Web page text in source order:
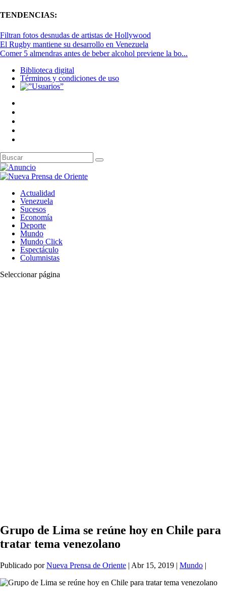
TENDENCIAS:
Filtran fotos desnudas de artistas de Hollywood
El Rugby mantiene su desarrollo en Venezuela
Comer 5 almendras antes de beber alcohol previene la bo...
Biblioteca digital
Términos y condiciones de uso
Actualidad
Venezuela
Sucesos
Economía
Deporte
Mundo
Mundo Click
Espectáculo
Columnistas
Seleccionar página
Grupo de Lima se reúne hoy en Chile para
tratar tema venezolano
Publicado porNueva Prensa de Oriente | Abr 15, 2019 | Mundo |